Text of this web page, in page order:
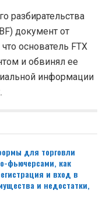
разбирательства
документ от